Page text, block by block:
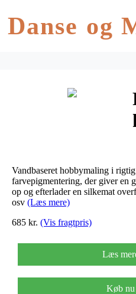
Danse og
Vandbaseret hobbymaling i
farvepigmentering, der giver en
op og efterlader en silkemat
osv (Læs mere)
685 kr. (Vis fragtpris)
Læs
Køb nu